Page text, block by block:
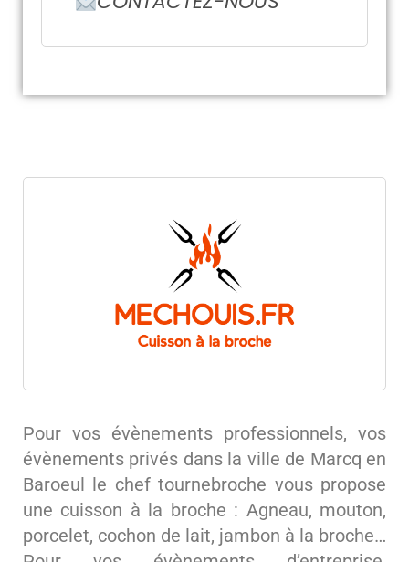
Pour vos évènements professionnels, vos
évènements privés dans la ville de Marcq en
Baroeul le chef tournebroche vous propose
une cuisson à la broche : Agneau, mouton,
porcelet, cochon de lait, jambon à la broche…